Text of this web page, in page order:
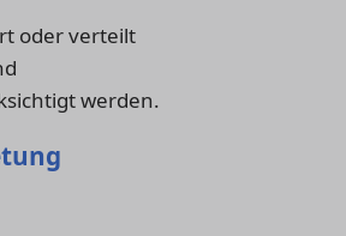
oder verteilt
werden.